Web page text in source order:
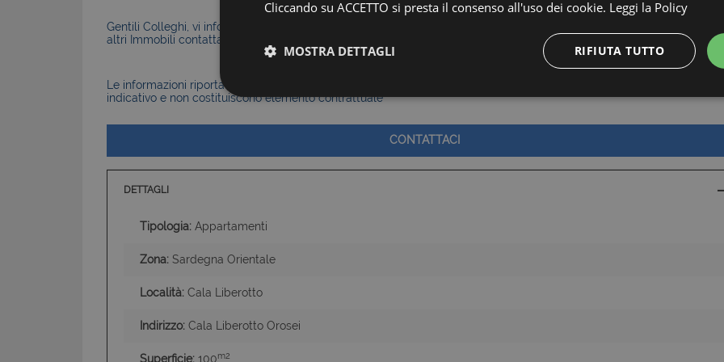
Gentili Colleghi, vi informiamo che la Nostra Agenzia Collabora con Tutti, quindi se avete clienti interessati a questo o
altri Immobili contattateci senza problemi.
Le informazioni riportate nell’annuncio, comprese le metrature e le descrizioni degli ambienti, sono fornite a titolo
indicativo e non costituiscono elemento contrattuale
CONTATTACI
DETTAGLI
Tipologia: Appartamenti
Zona: Sardegna Orientale
Località: Cala Liberotto
Indirizzo: Cala Liberotto Orosei
Superficie: 100m2
Cliccando su ACCETTO si presta il consenso all'uso dei cookie. Leggi la Policy
RIFIUTA TUTTO
MOSTRA DETTAGLI
Strettamente necessari e Statistiche
dell'account. Il sito Web non può essere utilizzato correttamente senza i cookie strettamente necessari.